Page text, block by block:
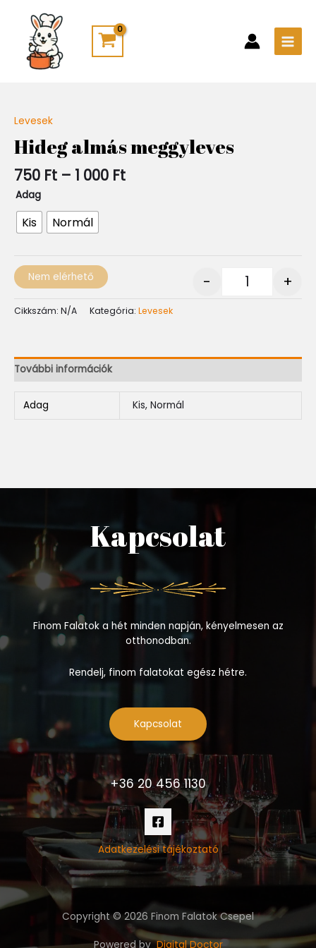
content
Levesek
Hideg almás meggyleves
750 Ft – 1 000 Ft
750 Ft
-
1
000 Ft
Adag
Kis Normál
- +
Nem elérhető
Cikkszám: N/A Kategória: Levesek
További információk
Adag Kis, Normál
Kapcsolat
Finom Falatok a hét minden napján, kényelmesen az
otthonodban.
Rendelj, finom falatokat egész hétre.
Kapcsolat
+36 20 456 1130
Adatkezelési tájékoztató
Copyright © 2026 Finom Falatok Csepel
Powered byDigital Doctor